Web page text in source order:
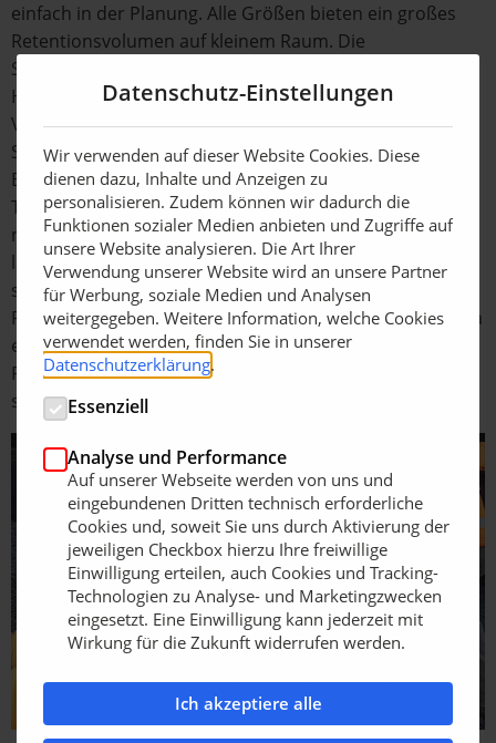
einfach in der Planung. Alle Größen bieten ein großes
Retentionsvolumen auf kleinem Raum. Die
Systemkomponenten stammen auf Wunsch aus einer
Hand: oberflächennahe Entwässerungssysteme,
Vorbehandlung, Tunnelkammern, Rohre, BIRCO-
Systemschächte, Geotextil, Bändchengewebe und mehr.
Beim Transport und der Lagerung sind die stapelbaren
Tunnel platzsparend. Der Einbau verläuft schnell und
mühelos, da Clips und Verbinder entfallen. Durch die
lastabtragende Konstruktion in Form eines Gewölbes
sind die Bauteile stabil und lange belastbar. Die
Rigolentunnel sind einfach zu warten und zu reinigen, da
es im Inneren keine Querstreben gibt. BIRCO
Rigolentunnel von StormTech® sind dauerhaft
schwerlastbefahrbar (SLW 60).
Datenschutz-Einstellungen
Wir verwenden auf dieser Website Cookies. Diese
dienen dazu, Inhalte und Anzeigen zu
personalisieren. Zudem können wir dadurch die
Funktionen sozialer Medien anbieten und Zugriffe auf
unsere Website analysieren. Die Art Ihrer
Verwendung unserer Website wird an unsere Partner
für Werbung, soziale Medien und Analysen
weitergegeben. Weitere Information, welche Cookies
verwendet werden, finden Sie in unserer
Datenschutzerklärung.
Essenziell
Analyse und Performance
Auf unserer Webseite werden von uns und
eingebundenen Dritten technisch erforderliche
Cookies und, soweit Sie uns durch Aktivierung der
jeweiligen Checkbox hierzu Ihre freiwillige
Einwilligung erteilen, auch Cookies und Tracking-
Technologien zu Analyse- und Marketingzwecken
eingesetzt. Eine Einwilligung kann jederzeit mit
Wirkung für die Zukunft widerrufen werden.
Ich akzeptiere alle